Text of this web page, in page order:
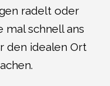
radelt oder
mal schnell ans
den idealen Ort